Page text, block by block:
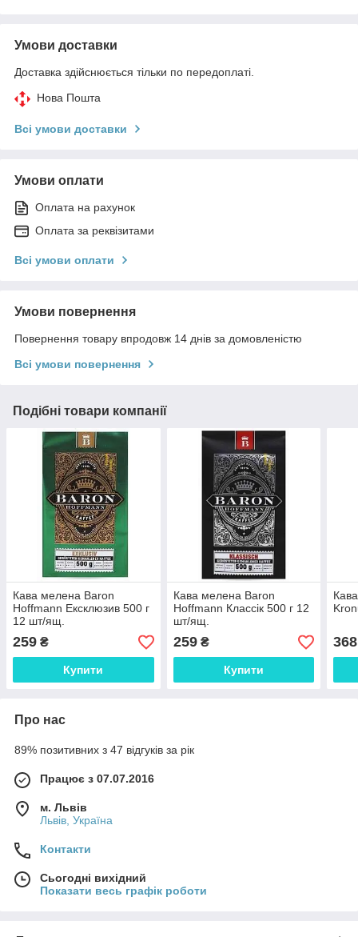
Умови доставки
Доставка здійснюється тільки по передоплаті.
Нова Пошта
Всі умови доставки
Умови оплати
Оплата на рахунок
Оплата за реквізитами
Всі умови оплати
Умови повернення
Повернення товару впродовж 14 днів за домовленістю
Всі умови повернення
Подібні товари компанії
Кава мелена Baron
Hoffmann Ексклюзив 500 г
12 шт/ящ.
259 ₴
Купити
Кава мелена Baron
Hoffmann Классік 500 г 12
шт/ящ.
259₴
Купити
368
Про нас
89% позитивних з 47 відгуків за рік
Працює з 07.07.2016
м. Львів
Львів, Україна
Контакти
Сьогодні вихідний
Показати весь графік роботи